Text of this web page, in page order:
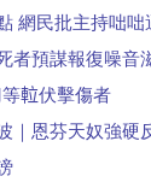
網民批主持咄咄
者預謀報復噪音
𨋢伏擊傷者
｜恩芬天奴強硬